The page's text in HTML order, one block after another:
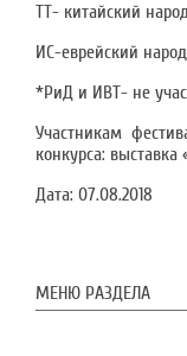
ТТ- китайский
ИС-еврейский
*РиД и ИВТ- не
Участникам
конкурса:
Дата: 07.08.2018
МЕНЮ РАЗДЕЛА